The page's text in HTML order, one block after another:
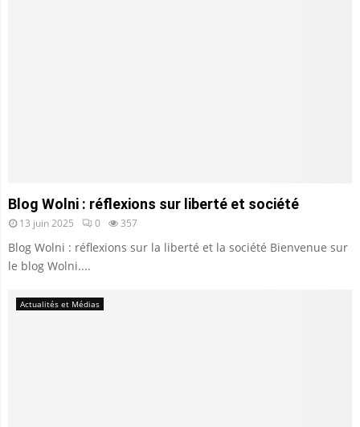
Blog Wolni : réflexions sur liberté et société
13 juin 2025 0 357
Blog Wolni : réflexions sur la liberté et la société Bienvenue sur
le blog Wolni....
Actualités et Médias